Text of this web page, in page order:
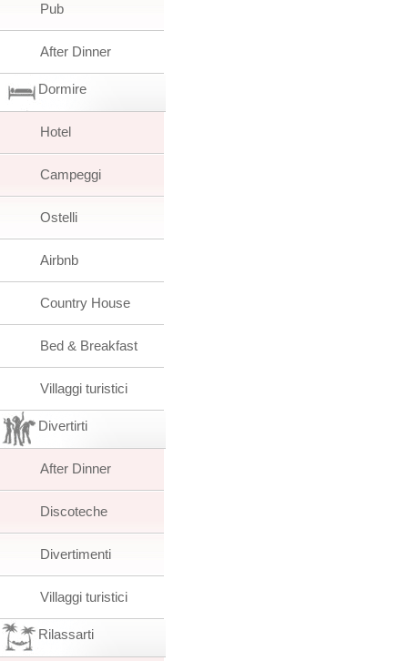
Pub
After Dinner
Dormire
Hotel
Campeggi
Ostelli
Airbnb
Country House
Bed & Breakfast
Villaggi turistici
Divertirti
After Dinner
Discoteche
Divertimenti
Villaggi turistici
Rilassarti